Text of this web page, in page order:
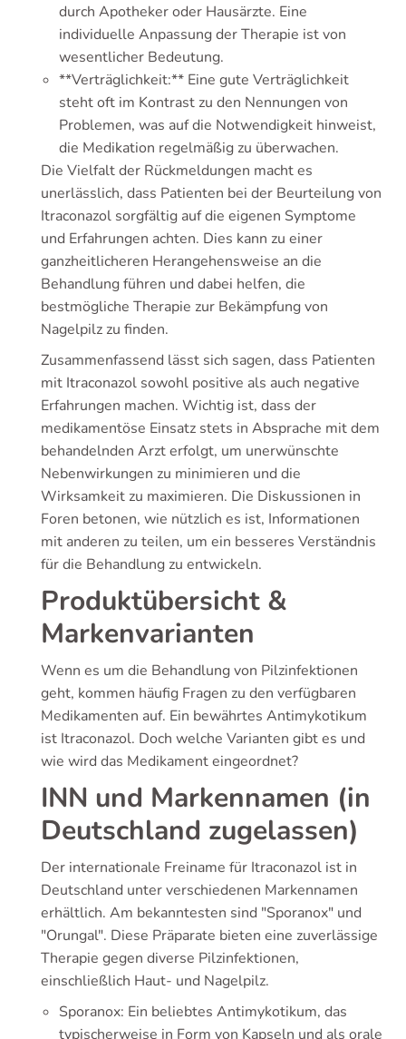
durch Apotheker oder Hausärzte. Eine
individuelle Anpassung der Therapie ist von
wesentlicher Bedeutung.
**Verträglichkeit:** Eine gute Verträglichkeit
steht oft im Kontrast zu den Nennungen von
Problemen, was auf die Notwendigkeit hinweist,
die Medikation regelmäßig zu überwachen.
Die Vielfalt der Rückmeldungen macht es
unerlässlich, dass Patienten bei der Beurteilung von
Itraconazol sorgfältig auf die eigenen Symptome
und Erfahrungen achten. Dies kann zu einer
ganzheitlicheren Herangehensweise an die
Behandlung führen und dabei helfen, die
bestmögliche Therapie zur Bekämpfung von
Nagelpilz zu finden.
Zusammenfassend lässt sich sagen, dass Patienten
mit Itraconazol sowohl positive als auch negative
Erfahrungen machen. Wichtig ist, dass der
medikamentöse Einsatz stets in Absprache mit dem
behandelnden Arzt erfolgt, um unerwünschte
Nebenwirkungen zu minimieren und die
Wirksamkeit zu maximieren. Die Diskussionen in
Foren betonen, wie nützlich es ist, Informationen
mit anderen zu teilen, um ein besseres Verständnis
für die Behandlung zu entwickeln.
Produktübersicht &
Markenvarianten
Wenn es um die Behandlung von Pilzinfektionen
geht, kommen häufig Fragen zu den verfügbaren
Medikamenten auf. Ein bewährtes Antimykotikum
ist Itraconazol. Doch welche Varianten gibt es und
wie wird das Medikament eingeordnet?
INN und Markennamen (in
Deutschland zugelassen)
Der internationale Freiname für Itraconazol ist in
Deutschland unter verschiedenen Markennamen
erhältlich. Am bekanntesten sind "Sporanox" und
"Orungal". Diese Präparate bieten eine zuverlässige
Therapie gegen diverse Pilzinfektionen,
einschließlich Haut- und Nagelpilz.
Sporanox: Ein beliebtes Antimykotikum, das
typischerweise in Form von Kapseln und als orale